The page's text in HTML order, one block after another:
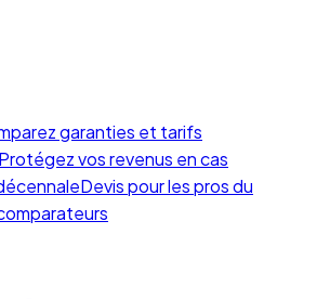
garanties et tarifs
Protégez vos revenus en cas
Devis pour les pros du